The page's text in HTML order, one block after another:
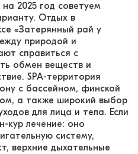
2025 год советуем
Отдых в
«Затерянный рай у
природой и
справиться с
обмен веществ и
SPA-территория
с бассейном, финской
а также широкий выбор
для лица и тела. Если
кур лечение: оно
систему,
верхние дыхательные